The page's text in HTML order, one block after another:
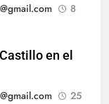
8
en el
25